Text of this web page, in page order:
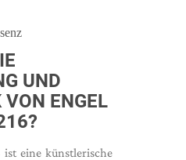
UND
ENGEL
ist eine künstlerische